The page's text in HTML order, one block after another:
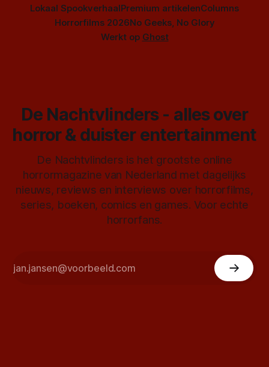
Lokaal SpookverhaalPremium artikelenColumns
Horrorfilms 2026No Geeks, No Glory
Werkt op Ghost
De Nachtvlinders - alles over
horror & duister entertainment
De Nachtvlinders is het grootste online
horrormagazine van Nederland met dagelijks
nieuws, reviews en interviews over horrorfilms,
series, boeken, comics en games. Voor echte
horrorfans.